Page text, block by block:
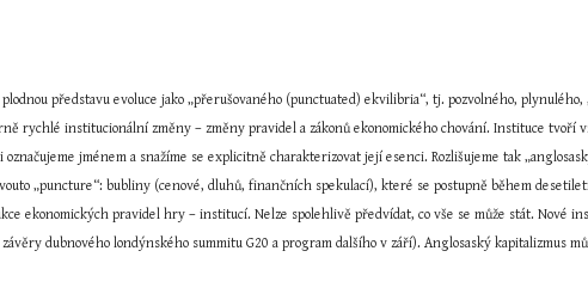
představu evoluce jako „přerušovaného (punctuated) ekvilibria“, tj. pozvolného,
rychlé institucionální změny – změny pravidel a zákonů ekonomického chování. Instituce tvoří
jménem a snažíme se explicitně charakterizovat její esenci. Rozlišujeme tak
„puncture“: bubliny (cenové, dluhů, finančních spekulací), které se postupně během
ekonomických pravidel hry – institucí. Nelze spolehlivě předvídat, co vše se může stát. Nové
dubnového londýnského summitu G20 a program dalšího v září). Anglosaský kapitalizmus